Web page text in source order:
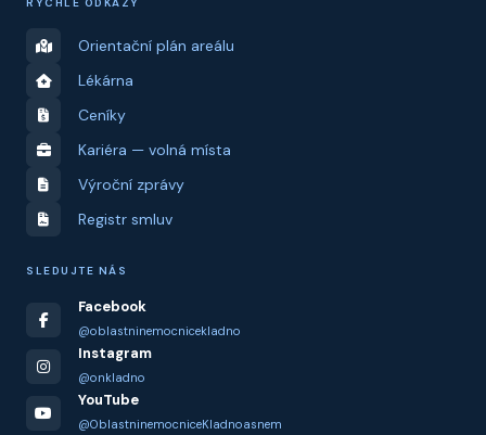
Orientační plán areálu
Lékárna
Ceníky
Kariéra — volná místa
Výroční zprávy
Registr smluv
SLEDUJTE NÁS
Facebook
@oblastninemocnicekladno
Instagram
@onkladno
YouTube
@OblastninemocniceKladnoasnem